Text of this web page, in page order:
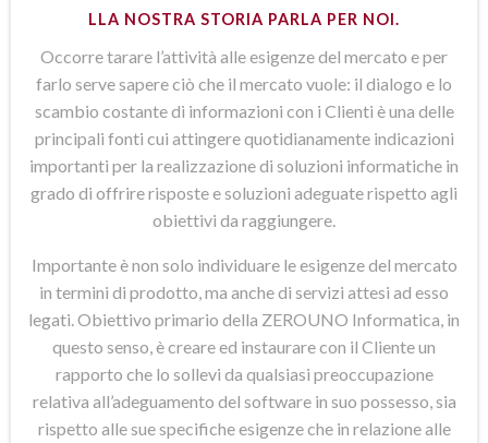
LLA NOSTRA STORIA PARLA PER NOI.
Occorre tarare l’attività alle esigenze del mercato e per
farlo serve sapere ciò che il mercato vuole: il dialogo e lo
scambio costante di informazioni con i Clienti è una delle
principali fonti cui attingere quotidianamente indicazioni
importanti per la realizzazione di soluzioni informatiche in
grado di offrire risposte e soluzioni adeguate rispetto agli
obiettivi da raggiungere.
Importante è non solo individuare le esigenze del mercato
in termini di prodotto, ma anche di servizi attesi ad esso
legati. Obiettivo primario della ZEROUNO Informatica, in
questo senso, è creare ed instaurare con il Cliente un
rapporto che lo sollevi da qualsiasi preoccupazione
relativa all’adeguamento del software in suo possesso, sia
rispetto alle sue specifiche esigenze che in relazione alle